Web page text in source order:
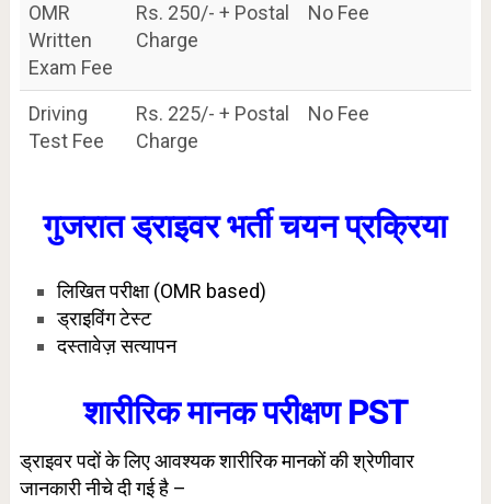
OMR
Written
Exam Fee
Rs. 250/- + Postal
Charge
No Fee
Driving
Test Fee
Rs. 225/- + Postal
Charge
No Fee
गुजरात ड्राइवर भर्ती चयन प्रक्रिया
लिखित परीक्षा (OMR based)
ड्राइविंग टेस्ट
दस्तावेज़ सत्यापन
शारीरिक मानक परीक्षण PST
ड्राइवर पदों के लिए आवश्यक शारीरिक मानकों की श्रेणीवार
जानकारी नीचे दी गई है –